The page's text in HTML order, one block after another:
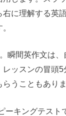
に理解する英
瞬間英作文は、
レッスンの冒頭
うこともありま
ーキングテスト